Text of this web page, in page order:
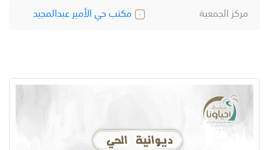
مركز الجمعية
مكتب حي الأمير عبدالمجيد